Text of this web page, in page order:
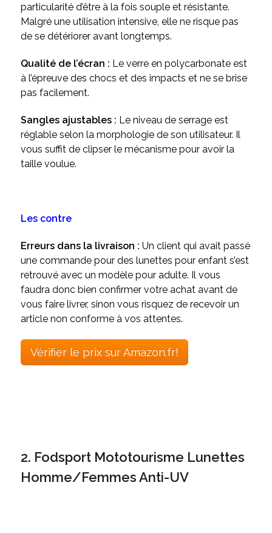
particularité d’être à la fois souple et résistante.
Malgré une utilisation intensive, elle ne risque pas
de se détériorer avant longtemps.
Qualité de l’écran : Le verre en polycarbonate est
à l’épreuve des chocs et des impacts et ne se brise
pas facilement.
Sangles ajustables : Le niveau de serrage est
réglable selon la morphologie de son utilisateur. Il
vous suffit de clipser le mécanisme pour avoir la
taille voulue.
Les contre
Erreurs dans la livraison : Un client qui avait passé
une commande pour des lunettes pour enfant s’est
retrouvé avec un modèle pour adulte. Il vous
faudra donc bien confirmer votre achat avant de
vous faire livrer, sinon vous risquez de recevoir un
article non conforme à vos attentes.
Vérifier le prix sur Amazon.fr!
2. Fodsport Mototourisme Lunettes
Homme/Femmes Anti-UV